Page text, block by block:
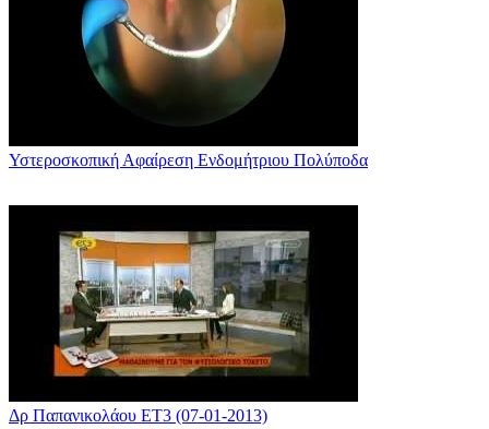
Υστεροσκοπική Αφαίρεση Ενδομήτριου Πολύποδα
Δρ Παπανικολάου ΕΤ3 (07-01-2013)